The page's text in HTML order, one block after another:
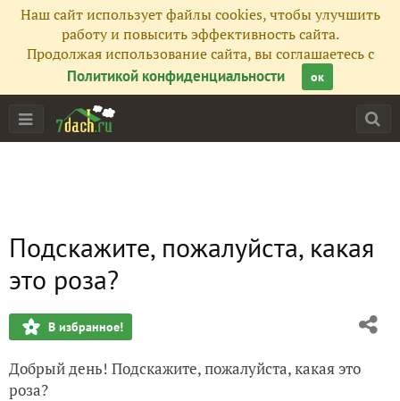
Наш сайт использует файлы cookies, чтобы улучшить
работу и повысить эффективность сайта.
Продолжая использование сайта, вы соглашаетесь с
Политикой конфиденциальности
ок
Подскажите, пожалуйста, какая
это роза?
В избранное!
Добрый день! Подскажите, пожалуйста, какая это
роза?